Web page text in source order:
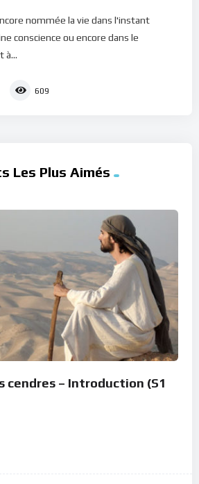
nommée la vie dans l'instant
conscience ou encore dans le
à...
609
Les Plus Aimés
cendres – Introduction (S1